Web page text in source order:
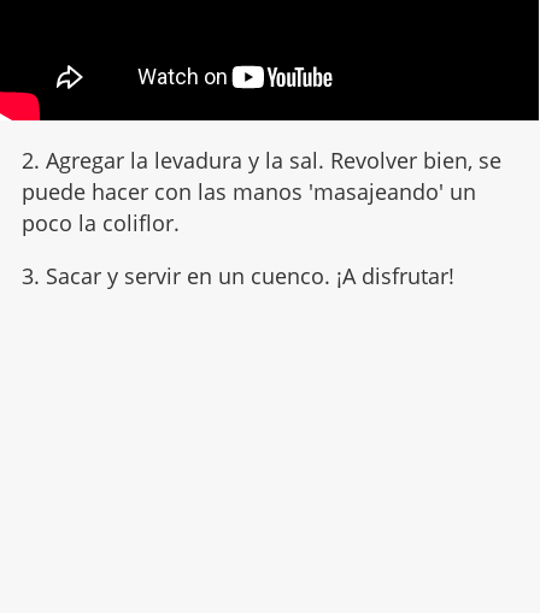
2. Agregar la levadura y la sal. Revolver bien, se
puede hacer con las manos 'masajeando' un
poco la coliflor.
3. Sacar y servir en un cuenco. ¡A disfrutar!